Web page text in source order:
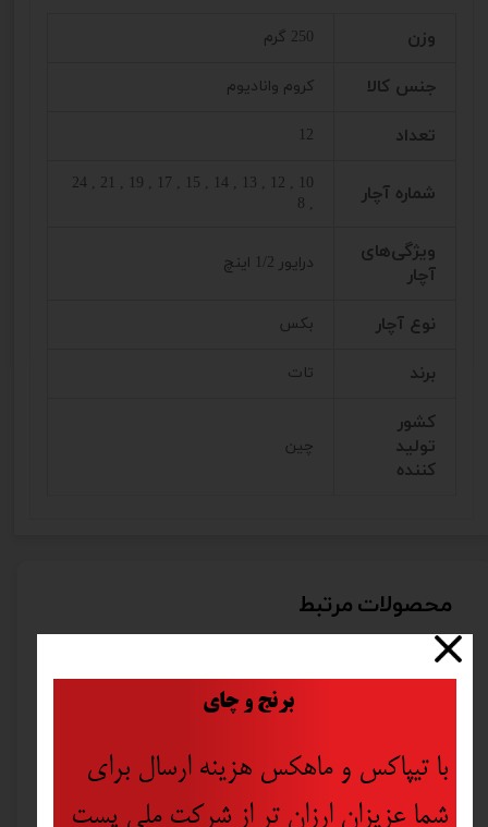
وزن 250 گرم
جنس کالا کروم وانادیوم
تعداد 12
شماره آچار
10 , 12 , 13 , 14 , 15 , 17 , 19 , 21 , 24
, 8
ویژگی‌های
آچار
درایور 1/2 اینچ
نوع آچار بکس
برند تات
کشور
تولید
کننده
چین
محصولات مرتبط
برنج و چای
با تیپاکس و ماهکس هزینه ارسال برای
شما عزیزان ارزان تر از شرکت ملی پست